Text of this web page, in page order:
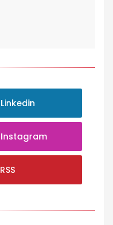
Linkedin
Instagram
RSS